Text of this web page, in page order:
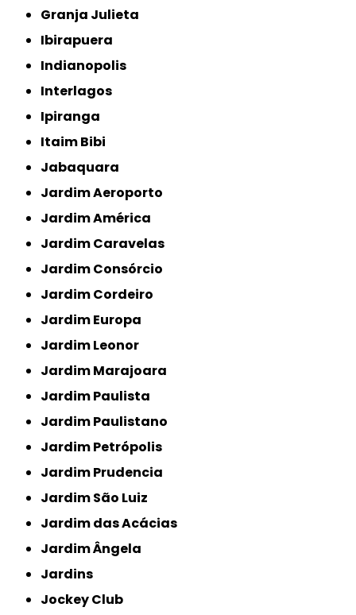
Granja Julieta
Ibirapuera
Indianopolis
Interlagos
Ipiranga
Itaim Bibi
Jabaquara
Jardim Aeroporto
Jardim América
Jardim Caravelas
Jardim Consórcio
Jardim Cordeiro
Jardim Europa
Jardim Leonor
Jardim Marajoara
Jardim Paulista
Jardim Paulistano
Jardim Petrópolis
Jardim Prudencia
Jardim São Luiz
Jardim das Acácias
Jardim Ângela
Jardins
Jockey Club